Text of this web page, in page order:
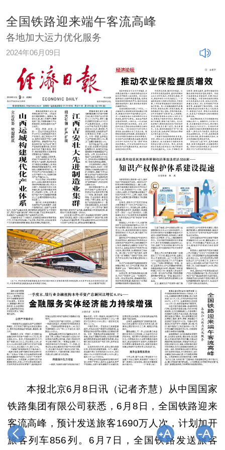
全国铁路迎来端午客流高峰
各地加大运力优化服务
2024年06月09日
本报北京6月8日讯（记者齐慧）从中国国家
铁路集团有限公司获悉，6月8日，全国铁路迎来
客流高峰，预计发送旅客1690万人次，计划加开
旅客列车856列。6月7日，全国铁路发送旅客